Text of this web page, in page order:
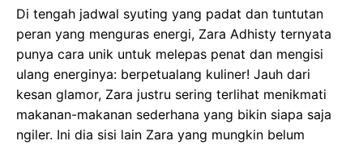
Di tengah jadwal syuting yang padat dan tuntutan
peran yang menguras energi, Zara Adhisty ternyata
punya cara unik untuk melepas penat dan mengisi
ulang energinya: berpetualang kuliner! Jauh dari
kesan glamor, Zara justru sering terlihat menikmati
makanan-makanan sederhana yang bikin siapa saja
ngiler. Ini dia sisi lain Zara yang mungkin belum